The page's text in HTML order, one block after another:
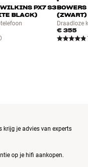
PX7 S3
BLACK)
(ZWART)
Draadloze
€ 355
krijg je advies van experts
op je hifi aankopen.